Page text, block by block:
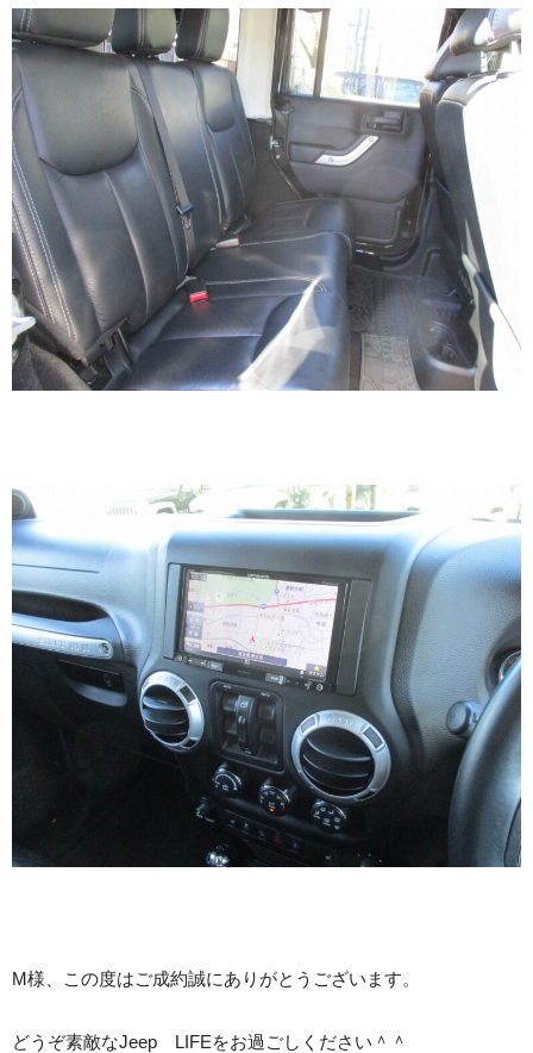
M様、この度はご成約誠にありがとうございます。
どうぞ素敵なJeep LIFEをお過ごしください＾＾